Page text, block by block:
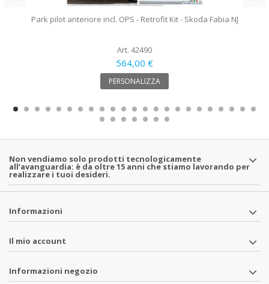
Park pilot anteriore incl. OPS - Retrofit Kit - Skoda Fabia NJ
Art. 42490
564,00 €
PERSONALIZZA
Non vendiamo solo prodotti tecnologicamente
all’avanguardia: è da oltre 15 anni che stiamo lavorando per
realizzare i tuoi desideri.
Informazioni
Il mio account
Informazioni negozio